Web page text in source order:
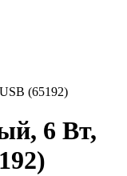
(65192)
6 Вт,